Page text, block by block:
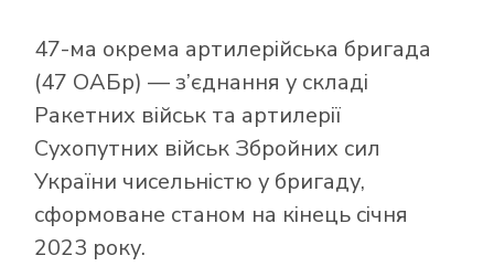
47-ма окрема артилерійська бригада
(47 ОАБр) — з’єднання у складі
Ракетних військ та артилерії
Сухопутних військ Збройних сил
України чисельністю у бригаду,
сформоване станом на кінець січня
2023 року.